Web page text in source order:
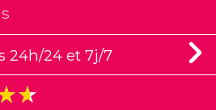
24h/24 et 7j/7